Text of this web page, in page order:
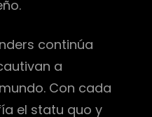
continúa
a
Con cada
el statu quo y